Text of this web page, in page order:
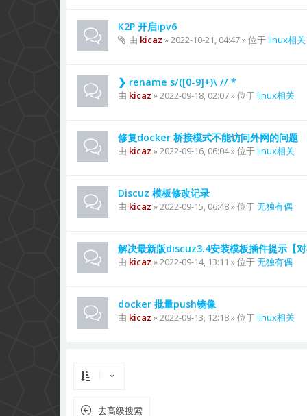
K2P 开启ipv6
由 kicaz » 2022-10-21, 04:47 » 位于linux相关
❯ rename s/([0-9]+)\ // *
由 kicaz » 2022-09-18, 02:07 » 位于linux相关
修复docker 桥接模式不能访问外网的问题
由 kicaz » 2022-09-16, 06:04 » 位于linux相关
Discuz 模板修改记录
由 kicaz » 2022-09-15, 06:48 » 位于无独有偶
解决最新版discuz3.4安装模板插件提示【对
由 kicaz » 2022-09-14, 13:11 » 位于无独有偶
docker 批量push镜像
由 kicaz » 2022-09-13, 12:18 » 位于linux相关
去高级搜索